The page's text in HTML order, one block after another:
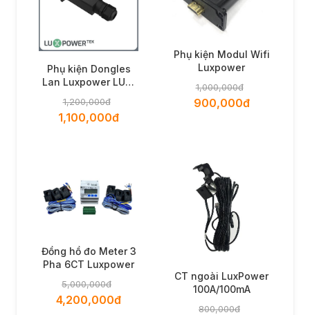
Phụ kiện Dongles
Lan Luxpower LUX-
1,200,000đ
1,100,000đ
Phụ kiện Modul Wifi
Luxpower
1,000,000đ
900,000đ
Đồng hồ đo Meter 3
Pha 6CT Luxpower
5,000,000đ
4,200,000đ
CT ngoài LuxPower
100A/100mA
800,000đ